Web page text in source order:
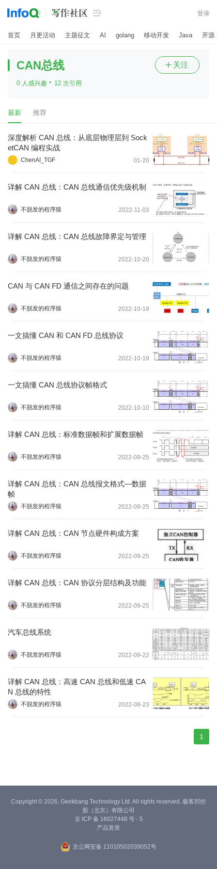
 登录
首页 月更活动 主题征文 AI golang 移动开发 Java 开源
CAN总线
0 人感兴趣 · 12 次引用
 关注
最新 推荐
深度解析 CAN 总线：从底层物理层到 Sock
etCAN 编程实战
ChenAI_TGF 01-20
详解 CAN 总线：CAN 总线通信优先级机制
不脱发的程序猿 2022-11-03
详解 CAN 总线：CAN 总线故障界定与管理
不脱发的程序猿 2022-10-20
CAN 与 CAN FD 通信之间存在的问题
不脱发的程序猿 2022-10-19
一文搞懂 CAN 和 CAN FD 总线协议
不脱发的程序猿 2022-10-19
一文搞懂 CAN 总线协议帧格式
不脱发的程序猿 2022-10-10
详解 CAN 总线：标准数据帧和扩展数据帧
不脱发的程序猿 2022-09-25
详解 CAN 总线：CAN 总线报文格式—数据
帧
不脱发的程序猿 2022-09-25
详解 CAN 总线：CAN 节点硬件构成方案
不脱发的程序猿 2022-09-25
详解 CAN 总线：CAN 协议分层结构及功能
不脱发的程序猿 2022-09-25
汽车总线系统
不脱发的程序猿 2022-09-22
详解 CAN 总线：高速 CAN 总线和低速 CA
N 总线的特性
不脱发的程序猿 2022-08-23
1
Copyright © 2026, Geekbang Technology Ltd. All rights reserved. 极客邦控
股（北京）有限公司
京 ICP 备 16027448 号 - 5
产品资质
京公网安备 11010502039052号